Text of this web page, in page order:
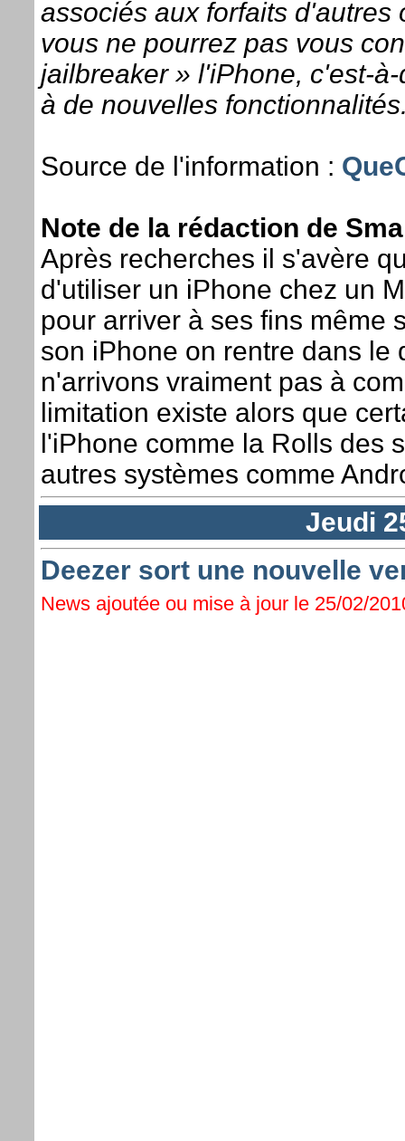
associés aux forfaits d'autres
vous ne pourrez pas vous
jailbreaker » l'iPhone, c'est-
à de nouvelles
Source de l'information :
Note de la rédaction de
Après recherches il s'avère
d'utiliser un iPhone chez un
pour arriver à ses fins même
son iPhone on rentre dans
n'arrivons vraiment pas à
limitation existe alors que
l'iPhone comme la Rolls des
autres systèmes comme
Jeudi
Deezer sort une nouvelle
News ajoutée ou mise à jour le 25/02/